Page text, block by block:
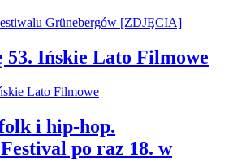
53. Ińskie Lato Filmowe
i hip-hop.
po raz 18. w